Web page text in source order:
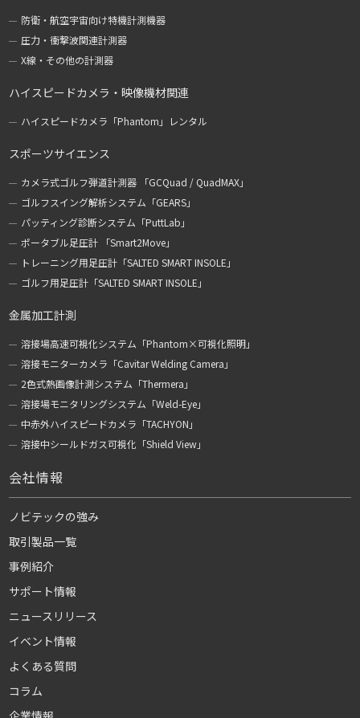
防衛・航空宇宙向け特機計測機器
圧力・衝撃波関連計測器
X線・その他の計測器
ハイスピードカメラ・映像機材関連
ハイスピードカメラ「Phantom」レンタル
スポーツサイエンス
カメラ式ゴルフ弾道計測器 「GCQuad / QuadMAX」
ゴルフスイング解析システム「GEARS」
パッティング診断システム「PuttLab」
ポータブル足圧計 「Smart2Move」
トレーニング用足圧計「SALTED SMART INSOLE」
ゴルフ用足圧計「SALTED SMART INSOLE」
金属加工計測
溶接場高速可視化システム「Phantom×可視化照明」
溶接モニターカメラ「Cavitar Welding Camera」
2色式熱画像計測システム「Thermera」
溶接場モニタリングシステム「Weld-Eye」
中赤外ハイスピードカメラ「TACHYON」
溶接中シールドガス可視化「Shield View」
会社情報
ノビテックの強み
取引製品一覧
事例紹介
サポート情報
ニュースリリース
イベント情報
よくある質問
コラム